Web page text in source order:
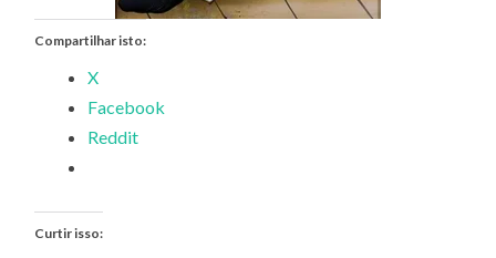
Compartilhar isto:
X
Facebook
Reddit
Curtir isso: